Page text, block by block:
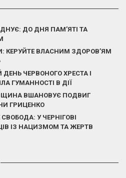
ДО ДНЯ ПАМ’ЯТІ ТА
КЕРУЙТЕ ВЛАСНИМ ЗДОРОВ’ЯМ
ЧЕРВОНОГО ХРЕСТА І
ГУМАННОСТІ В ДІЇ
ВШАНОВУЄ ПОДВИГ
ГРИЦЕНКО
У ЧЕРНІГОВІ
ІЗ НАЦИЗМОМ ТА ЖЕРТВ